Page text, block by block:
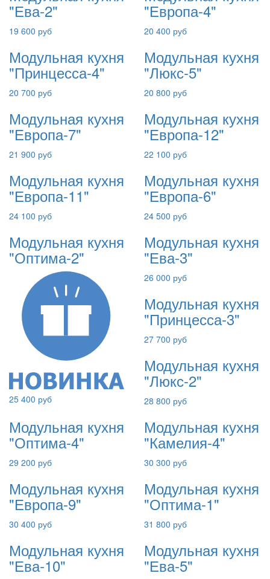
"Ева-2"
19 600 руб
"Европа-4"
20 400 руб
Модульная кухня
"Принцесса-4"
20 700 руб
Модульная кухня
"Люкс-5"
20 800 руб
Модульная кухня
"Европа-7"
21 900 руб
Модульная кухня
"Европа-12"
22 100 руб
Модульная кухня
"Европа-11"
24 100 руб
Модульная кухня
"Европа-6"
24 500 руб
Модульная кухня
"Оптима-2"
25 400 руб
Модульная кухня
"Ева-3"
26 000 руб
Модульная кухня
"Принцесса-3"
27 700 руб
Модульная кухня
"Люкс-2"
28 800 руб
Модульная кухня
"Оптима-4"
29 200 руб
Модульная кухня
"Камелия-4"
30 300 руб
Модульная кухня
"Европа-9"
30 400 руб
Модульная кухня
"Оптима-1"
31 800 руб
Модульная кухня
"Ева-10"
Модульная кухня
"Ева-5"